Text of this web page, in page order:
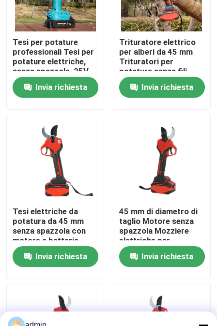
Casa.
Prodotti
Su di noi
display di fabbrica
Contattaci
Chiedi un preventivo
Motosega della benzina
motosega elettrica
Tesi per potature
professionali Tesi per
potature elettriche,
senza spazzola, 25V
Tesi per potature
senza filiInvia richiesta
Trituratore elettrico
per alberi da 45 mm
Trituratori per
potature senza fili
Motore senza
spazzole per uso in
giardino
Invia richiesta
Tesi elettriche da
potatura da 45 mm
senza spazzola con
motore a batteria
Invia richiesta
45 mm di diametro di
taglio Motore senza
spazzola Mozziere
elettriche per
potatura con disegno
leggero da 1,3 kg
Invia richiesta